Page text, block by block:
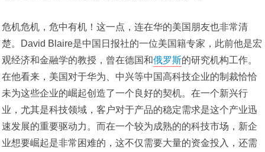
危机危机，危中有机！这一点，连在华的美国朋友也非常清
楚。David Blaire是中国日报社的一位美国籍专家，此前他是宏
观经济和金融学的教授，曾在德国和俄罗斯的研究机构工作。
在他看来，美国对于华为、中兴等中国高科技企业的制裁恰恰
未为这些企业的崛起创造了一个良好的契机。在一个新兴行
业，尤其是科技领域，客户对于产品的稳定需求是这个产业迅
速发展的重要驱动力。而在一个较为成熟的的科技市场，新企
业想要崛起是非常困难的，这不仅需要大量的资金投入，还需